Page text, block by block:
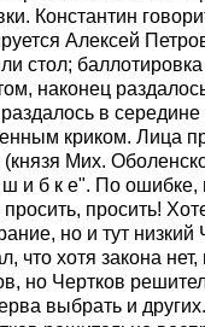
Константин
Алексей
стол;
наконец
в
криком. Лица
(князя Мих.
и б к е". По ошибке,
просить!
но и тут низкий
что хотя закона
но Чертков
выбрать и